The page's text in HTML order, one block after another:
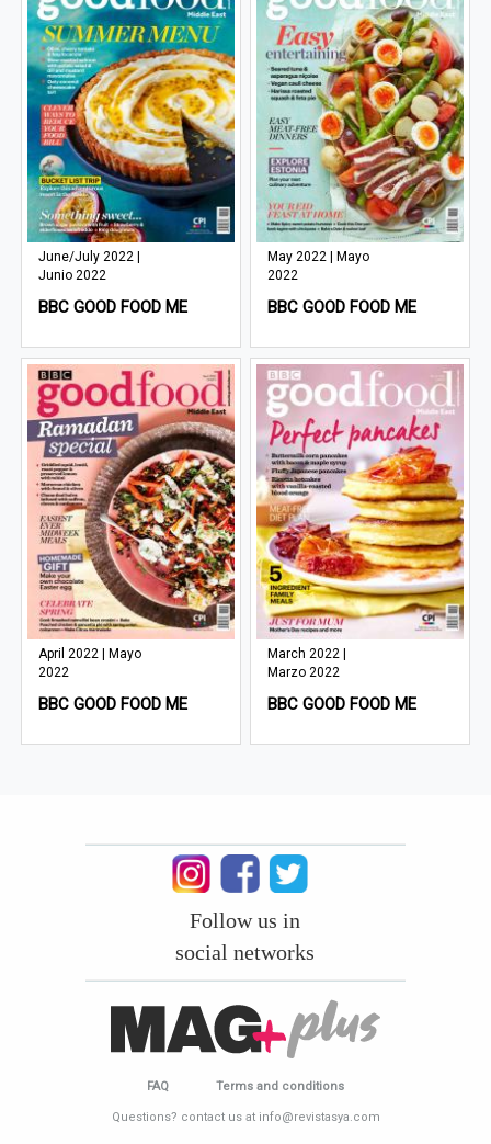
June/July 2022 |
Junio 2022
BBC GOOD FOOD ME
May 2022 | Mayo
2022
BBC GOOD FOOD ME
April 2022 | Mayo
2022
BBC GOOD FOOD ME
March 2022 |
Marzo 2022
BBC GOOD FOOD ME
Follow us in
social networks
FAQ Terms and conditions
Questions? contact us at info@revistasya.com